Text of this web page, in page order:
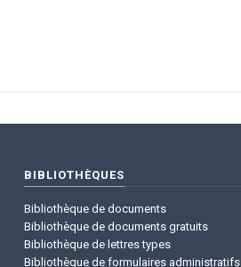
BIBLIOTHÈQUES
Bibliothèque de documents
Bibliothèque de documents gratuits
Bibliothèque de lettres types
Bibliothèque de formulaires administratifs